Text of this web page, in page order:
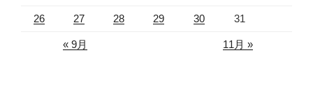
26 27 28 29 30 31
« 9月 11月 »